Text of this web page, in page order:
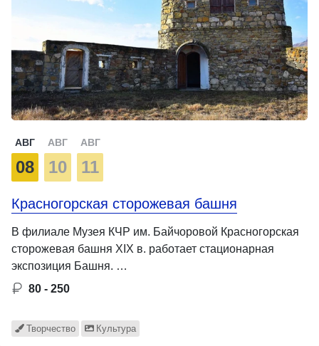
АВГ
08
АВГ
10
АВГ
11
Красногорская сторожевая башня
В филиале Музея КЧР им. Байчоровой Красногорская
сторожевая башня XIX в. работает стационарная
экспозиция Башня. …
80 - 250
Творчество Культура